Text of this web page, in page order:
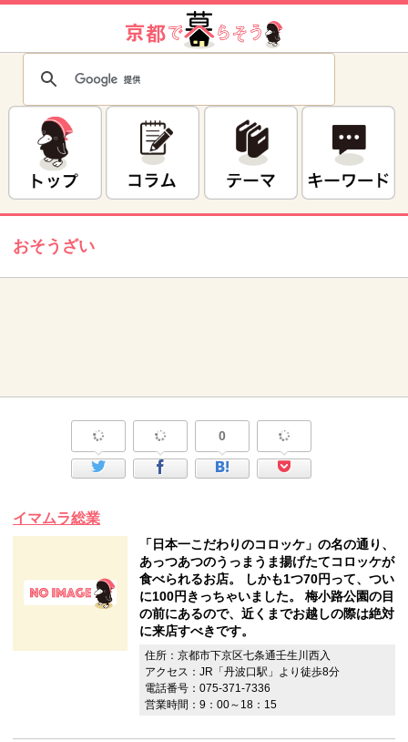
おそうざい
0
イマムラ総業
「日本一こだわりのコロッケ」の名の通り、
あっつあつのうっまうま揚げたてコロッケが
食べられるお店。 しかも1つ70円って、つい
に100円きっちゃいました。 梅小路公園の目
の前にあるので、近くまでお越しの際は絶対
に来店すべきです。
住所：京都市下京区七条通壬生川西入
アクセス：JR「丹波口駅」より徒歩8分
電話番号：075-371-7336
営業時間：9：00～18：15